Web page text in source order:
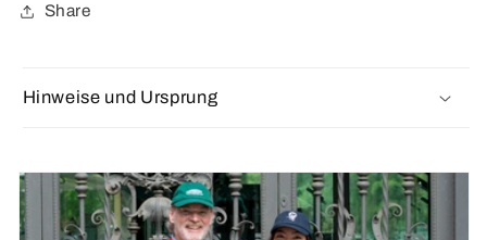
Share
Hinweise und Ursprung